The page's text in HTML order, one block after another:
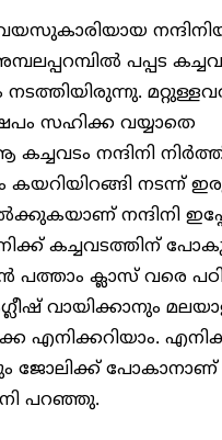
പപ്പട
നടത്തിയിരുന്നു.
സഹിക്ക വയ്യാതെ
നന്ദിനി
നടന്ന്
നന്ദിനി
കച്ചവടത്തിന്
പത്താം ക്ലാസ് വരെ
വായിക്കാനും
എനിക്കറിയാം.
ജോലിക്ക് പോകാനാണ്
പറഞ്ഞു.